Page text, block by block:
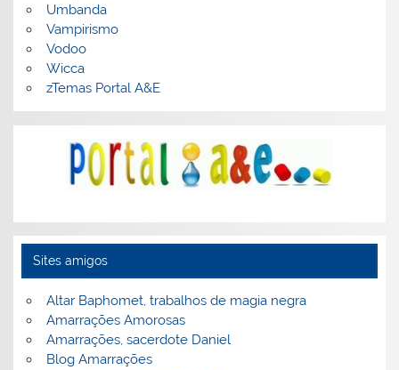
Umbanda
Vampirismo
Vodoo
Wicca
zTemas Portal A&E
Sites amigos
Altar Baphomet, trabalhos de magia negra
Amarrações Amorosas
Amarrações, sacerdote Daniel
Blog Amarrações